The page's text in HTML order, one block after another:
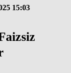
15:03